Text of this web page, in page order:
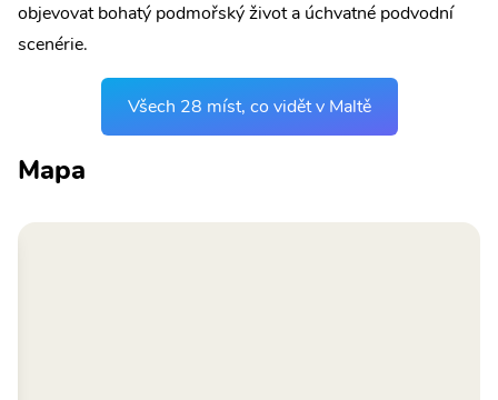
objevovat bohatý podmořský život a úchvatné podvodní
scenérie.
Všech 28 míst, co vidět v Maltě
Mapa